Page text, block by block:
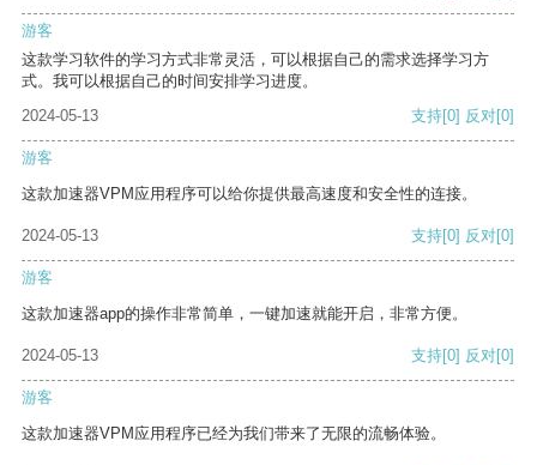
游客
这款学习软件的学习方式非常灵活，可以根据自己的需求选择学习方
式。我可以根据自己的时间安排学习进度。
2024-05-13
支持[0] 反对[0]
游客
这款加速器VPM应用程序可以给你提供最高速度和安全性的连接。
2024-05-13 支持[0] 反对[0]
游客
这款加速器app的操作非常简单，一键加速就能开启，非常方便。
2024-05-13 支持[0] 反对[0]
游客
这款加速器VPM应用程序已经为我们带来了无限的流畅体验。